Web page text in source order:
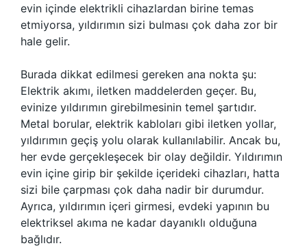
evin içinde elektrikli cihazlardan birine temas
etmiyorsa, yıldırımın sizi bulması çok daha zor bir
hale gelir.
Burada dikkat edilmesi gereken ana nokta şu:
Elektrik akımı, iletken maddelerden geçer. Bu,
evinize yıldırımın girebilmesinin temel şartıdır.
Metal borular, elektrik kabloları gibi iletken yollar,
yıldırımın geçiş yolu olarak kullanılabilir. Ancak bu,
her evde gerçekleşecek bir olay değildir. Yıldırımın
evin içine girip bir şekilde içerideki cihazları, hatta
sizi bile çarpması çok daha nadir bir durumdur.
Ayrıca, yıldırımın içeri girmesi, evdeki yapının bu
elektriksel akıma ne kadar dayanıklı olduğuna
bağlıdır.